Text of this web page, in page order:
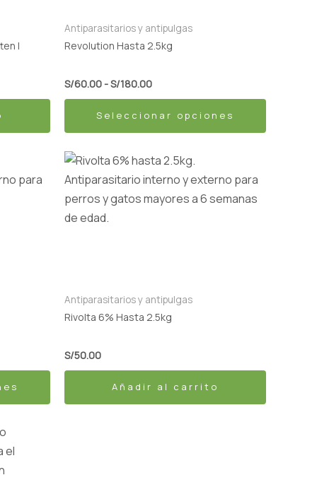
|
Antiparasitarios y antipulgas
Revolution Hasta 2.5kg
S/60.00-S/180.00
Seleccionar opciones
se
pueden
en
la
página
de
producto
Antiparasitarios y antipulgas
Rivolta 6% Hasta 2.5kg
S/50.00
Añadir al carrito